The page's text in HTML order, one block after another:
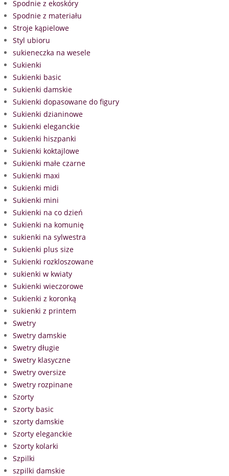
Spodnie z ekoskóry
Spodnie z materiału
Stroje kąpielowe
Styl ubioru
sukieneczka na wesele
Sukienki
Sukienki basic
Sukienki damskie
Sukienki dopasowane do figury
Sukienki dzianinowe
Sukienki eleganckie
Sukienki hiszpanki
Sukienki koktajlowe
Sukienki małe czarne
Sukienki maxi
Sukienki midi
Sukienki mini
Sukienki na co dzień
Sukienki na komunię
sukienki na sylwestra
Sukienki plus size
Sukienki rozkloszowane
sukienki w kwiaty
Sukienki wieczorowe
Sukienki z koronką
sukienki z printem
Swetry
Swetry damskie
Swetry długie
Swetry klasyczne
Swetry oversize
Swetry rozpinane
Szorty
Szorty basic
szorty damskie
Szorty eleganckie
Szorty kolarki
Szpilki
szpilki damskie